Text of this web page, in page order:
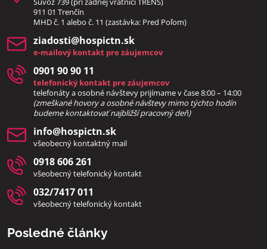
911 01 Trenčín
MHD č. 1 alebo č. 11 (zastávka: Pred Poľom)
ziadosti​@hospictn​.sk
e-mailový kontakt pre záujemcov
0901 90 90 11
telefonický kontakt pre záujemcov
telefonáty a osobné návštevy prijímame v čase 8:00 – 14:00
(zmeškané hovory a osobné návštevy mimo týchto hodín
budeme kontaktovať najbližší pracovný deň)
info​@hospictn​.sk
všeobecný kontaktný mail
0918 606 261
všeobecný telefonický kontakt
032/7417 011
všeobecný telefonický kontakt
Posledné články